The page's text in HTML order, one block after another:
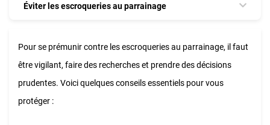
Éviter les escroqueries au parrainage
Pour se prémunir contre les escroqueries au parrainage, il faut
être vigilant, faire des recherches et prendre des décisions
prudentes. Voici quelques conseils essentiels pour vous
protéger :